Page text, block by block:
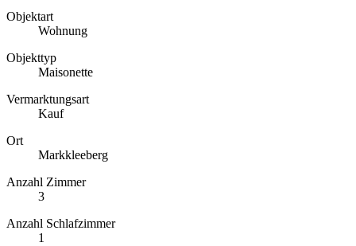
Objektart
Wohnung
Objekttyp
Maisonette
Vermarktungsart
Kauf
Ort
Markkleeberg
Anzahl Zimmer
3
Anzahl Schlafzimmer
1